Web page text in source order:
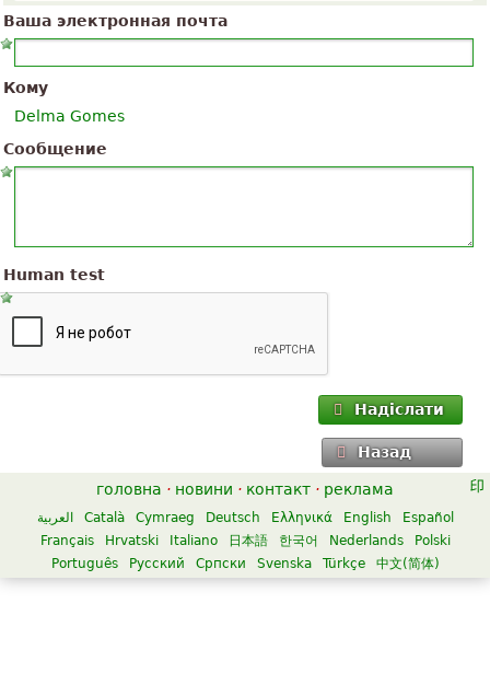
Ваша электронная почта
Кому
Delma Gomes
Сообщение
Human test
Надіслати
Назад
головна · новини · контакт · реклама
العربية Català Cymraeg Deutsch Ελληνικά English
Español
Français
Hrvatski Italiano 日本語 한국어 Nederlands
Polski
Português
Русский Српски Svenska Türkçe 中文(简体)